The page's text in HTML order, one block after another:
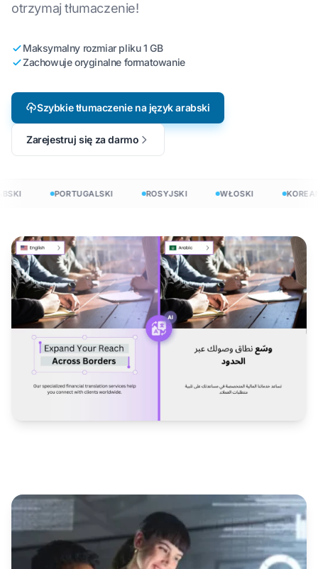
otrzymaj tłumaczenie!
Maksymalny rozmiar pliku 1 GB
Zachowuje oryginalne formatowanie
Szybkie tłumaczenie na język arabski
Zarejestruj się za darmo
PORTUGALSKI ROSYJSKI WŁOSKI